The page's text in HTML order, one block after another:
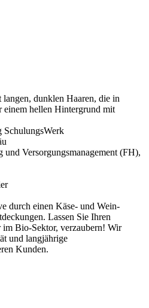
SchulungsWerk
Versorgungsmanagement (FH),
durch einen Käse- und Wein-
Lassen Sie Ihren
im Bio-Sektor, verzaubern! Wir
und langjährige
Kunden.